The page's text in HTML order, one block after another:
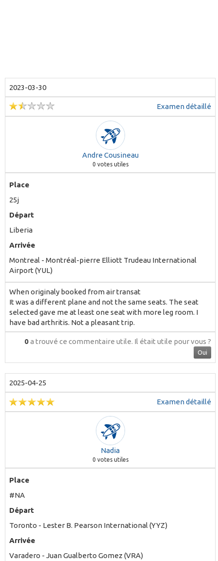
2023-03-30
Examen détaillé
Andre Cousineau
0 votes utiles
Place
25j
Départ
Liberia
Arrivée
Montreal - Montréal-pierre Elliott Trudeau International
Airport (YUL)
When originaly booked from air transat
It was a different plane and not the same seats. The seat
selected gave me at least one seat with more leg room. I
have bad arthritis. Not a pleasant trip.
0a trouvé ce commentaire utile. Il était utile pour vous ?
Oui
2025-04-25
Examen détaillé
Nadia
0 votes utiles
Place
#NA
Départ
Toronto - Lester B. Pearson International (YYZ)
Arrivée
Varadero - Juan Gualberto Gomez (VRA)